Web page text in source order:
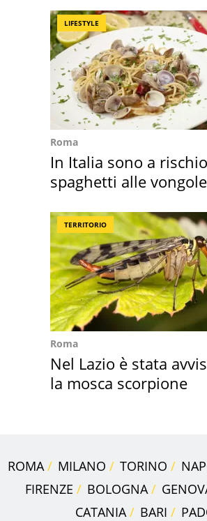
LIFESTYLE
Roma
In Italia sono a rischio
spaghetti alle
TERRITORIO
Roma
Nel Lazio è stata
la mosca scorpione
ROMA MILANO TORINO
FIRENZE
BOLOGNA
CATANIA
BARI